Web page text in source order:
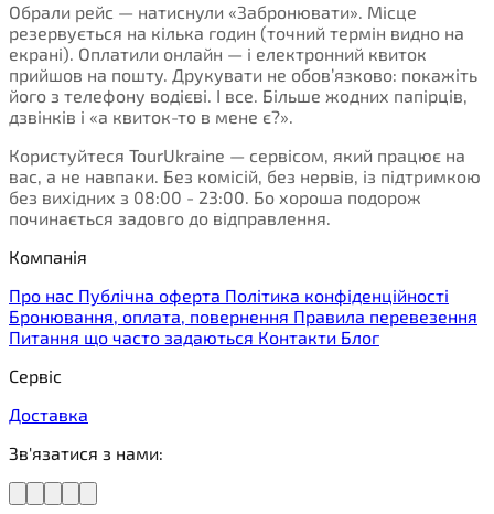
Обрали рейс — натиснули «Забронювати». Місце
резервується на кілька годин (точний термін видно на
екрані). Оплатили онлайн — і електронний квиток
прийшов на пошту. Друкувати не обов’язково: покажіть
його з телефону водієві. І все. Більше жодних папірців,
дзвінків і «а квиток-то в мене є?».
Користуйтеся TourUkraine — сервісом, який працює на
вас, а не навпаки. Без комісій, без нервів, із підтримкою
без вихідних з 08:00 - 23:00. Бо хороша подорож
починається задовго до відправлення.
Компанія
Про нас Публічна оферта Політика конфіденційності
Бронювання, оплата, повернення Правила перевезення
Питання що часто задаються Контакти Блог
Сервіс
Доставка
Зв'язатися з нами: